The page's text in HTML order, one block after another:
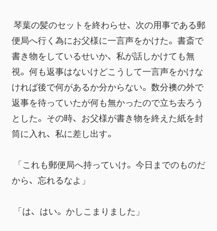
琴葉の髪のセットを終わらせ、次の用事である郵
便局へ行く為にお父様に一言声をかけた。書斎で
書き物をしているせいか、私が話しかけても無
視。何も返事はないけどこうして一言声をかけな
ければ後で何があるか分からない。数分襖の外で
返事を待っていたが何も無かったので立ち去ろう
とした。その時、お父様が書き物を終えた紙を封
筒に入れ、私に差し出す。
「これも郵便局へ持っていけ。今日までのものだ
から、忘れるなよ」
「は、はい。かしこまりました」